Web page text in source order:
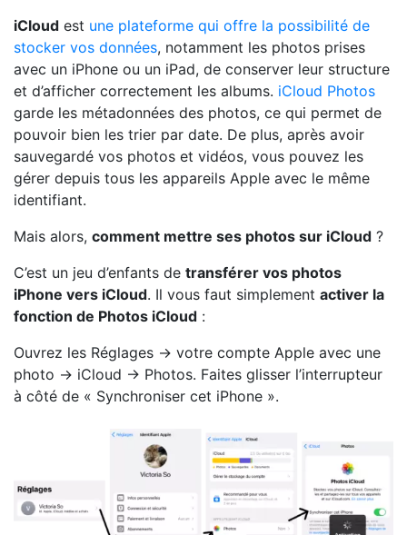
iCloud est une plateforme qui offre la possibilité de
stocker vos données, notamment les photos prises
avec un iPhone ou un iPad, de conserver leur structure
et d’afficher correctement les albums. iCloud Photos
garde les métadonnées des photos, ce qui permet de
pouvoir bien les trier par date. De plus, après avoir
sauvegardé vos photos et vidéos, vous pouvez les
gérer depuis tous les appareils Apple avec le même
identifiant.
Mais alors, comment mettre ses photos sur iCloud ?
C’est un jeu d’enfants de transférer vos photos
iPhone vers iCloud. Il vous faut simplement activer la
fonction de Photos iCloud :
Ouvrez les Réglages -> votre compte Apple avec une
photo -> iCloud -> Photos. Faites glisser l’interrupteur
à côté de « Synchroniser cet iPhone ».